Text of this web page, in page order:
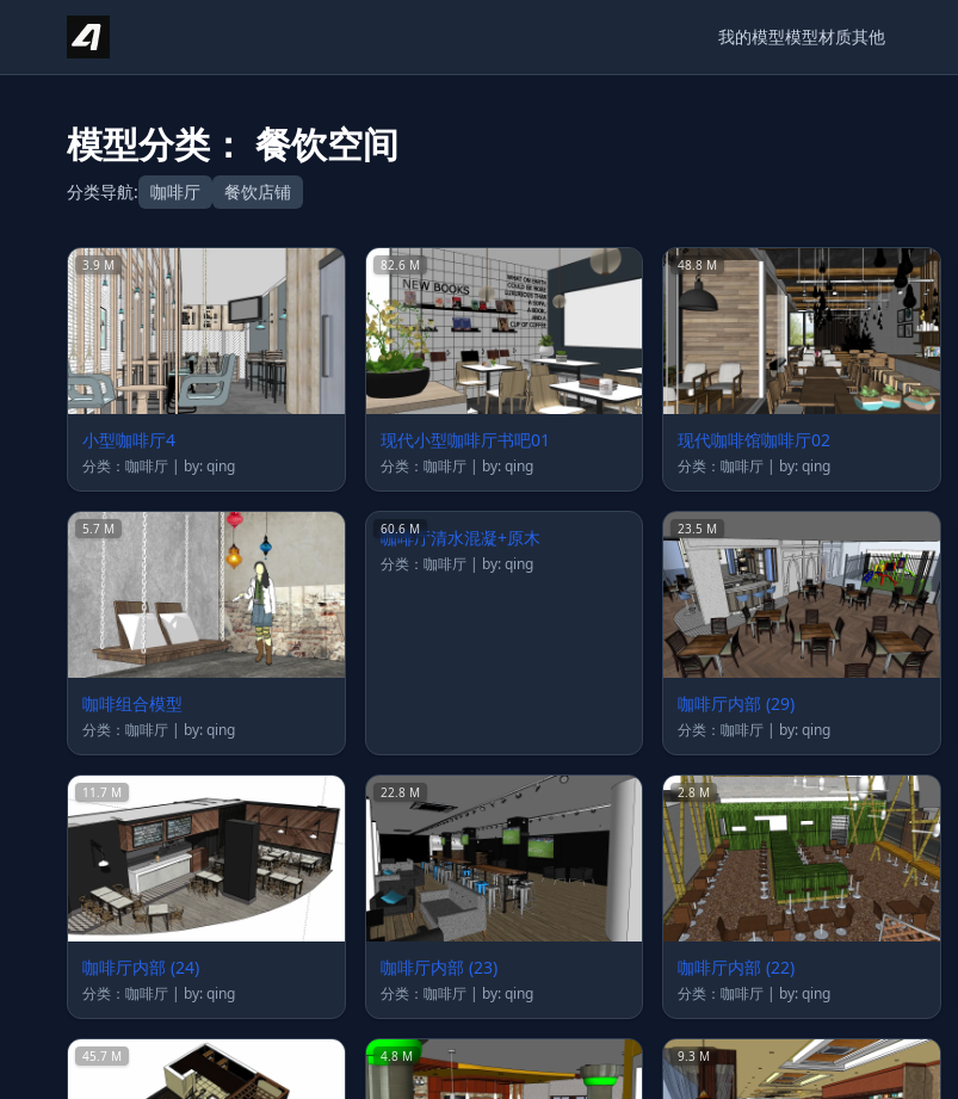
Skip to content
我的模型模型材质其他
模型分类： 餐饮空间
分类导航: 咖啡厅 餐饮店铺
3.9 M
小型咖啡厅4
分类：咖啡厅 | by: qing
82.6 M
现代小型咖啡厅书吧01
分类：咖啡厅 | by: qing
48.8 M
现代咖啡馆咖啡厅02
分类：咖啡厅 | by: qing
5.7 M
咖啡组合模型
分类：咖啡厅 | by: qing
60.6 M
咖啡厅清水混凝+原木
分类：咖啡厅 | by: qing
23.5 M
咖啡厅内部 (29)
分类：咖啡厅 | by: qing
11.7 M
咖啡厅内部 (24)
分类：咖啡厅 | by: qing
22.8 M
咖啡厅内部 (23)
分类：咖啡厅 | by: qing
2.8 M
咖啡厅内部 (22)
分类：咖啡厅 | by: qing
45.7 M 4.8 M 9.3 M